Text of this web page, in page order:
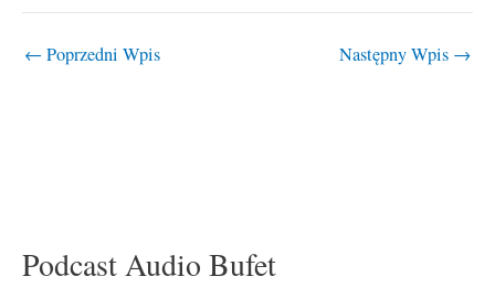
← Poprzedni Wpis Następny Wpis →
Podcast Audio Bufet